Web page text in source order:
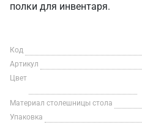
полки для инвентаря.
Код
Артикул
Цвет
Материал столешницы стола
Упаковка